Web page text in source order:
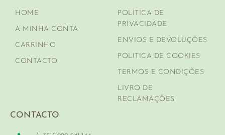
HOME
A MINHA CONTA
CARRINHO
CONTACTO
POLITICA DE
PRIVACIDADE
ENVIOS E DEVOLUÇÕES
POLITICA DE COOKIES
TERMOS E CONDIÇÕES
LIVRO DE
RECLAMAÇÕES
CONTACTO